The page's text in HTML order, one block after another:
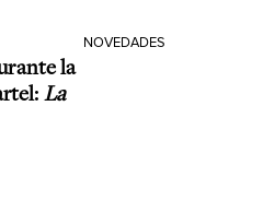
NOVEDADES
la
La